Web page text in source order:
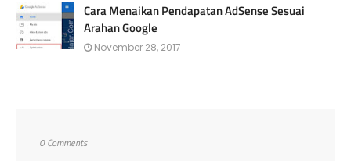
Cara Menaikan Pendapatan AdSense Sesuai
Arahan Google
November 28, 2017
0 Comments